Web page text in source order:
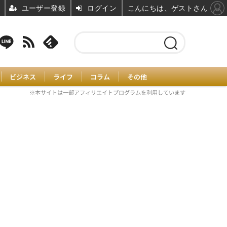
ビジネス ライフ コラム その他
※本サイトは一部アフィリエイトプログラムを利用しています
ユーザー登録 ログイン こんにちは、ゲストさん